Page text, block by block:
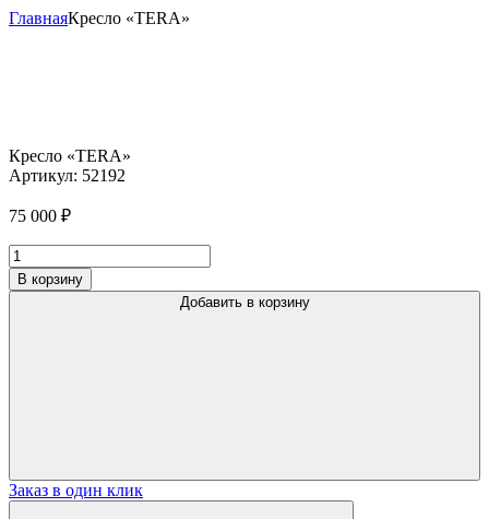
ГлавнаяКресло «TERA»
Кресло «TERA»
Артикул: 52192
75 000 ₽
Количество
товара
Кресло
В корзину
Добавить в корзину
Заказ в один клик